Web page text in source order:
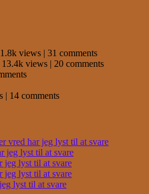
views | 31 comments
13.4k views | 20 comments
| 14 comments
vred har jeg lyst til at svare
jeg lyst til at svare
jeg lyst til at svare
jeg lyst til at svare
lyst til at svare